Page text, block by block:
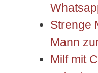
Strenge
Mann
Milf mit